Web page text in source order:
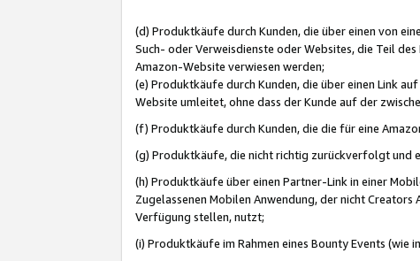
(d) Produktkäufe durch Kunden, die über einen von
Such- oder Verweisdienste oder Websites, die Teil des
Amazon-Website verwiesen werden;
(e) Produktkäufe durch Kunden, die über einen Link
Website umleitet, ohne dass der Kunde auf der
(f) Produktkäufe durch Kunden, die die für eine
(g) Produktkäufe, die nicht richtig zurückverfolgt und
(h) Produktkäufe über einen Partner-Link in einer
Zugelassenen Mobilen Anwendung, der nicht
Verfügung stellen, nutzt;
(i) Produktkäufe im Rahmen eines Bounty Events